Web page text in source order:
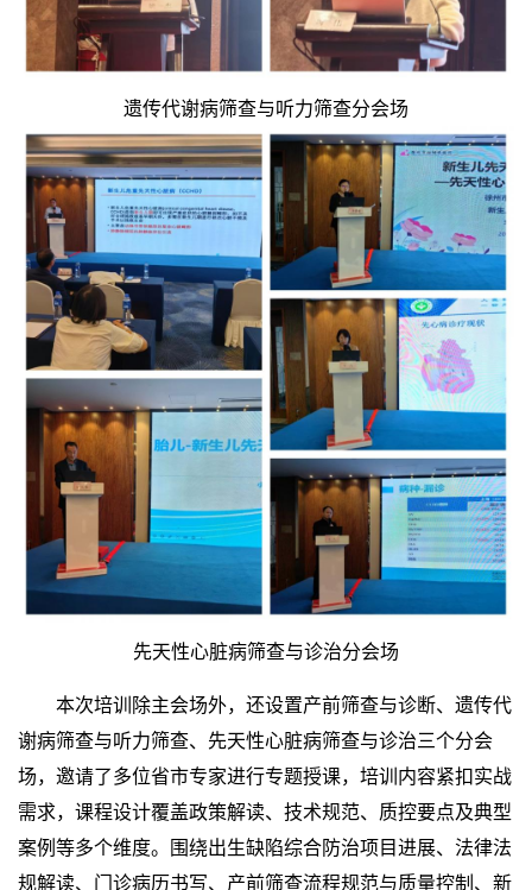
遗传代谢病筛查与听力筛查分会场
先天性心脏病筛查与诊治分会场
本次培训除主会场外，还设置产前筛查与诊断、遗传代
谢病筛查与听力筛查、先天性心脏病筛查与诊治三个分会
场，邀请了多位省市专家进行专题授课，培训内容紧扣实战
需求，课程设计覆盖政策解读、技术规范、质控要点及典型
案例等多个维度。围绕出生缺陷综合防治项目进展、法律法
规解读、门诊病历书写、产前筛查流程规范与质量控制、新